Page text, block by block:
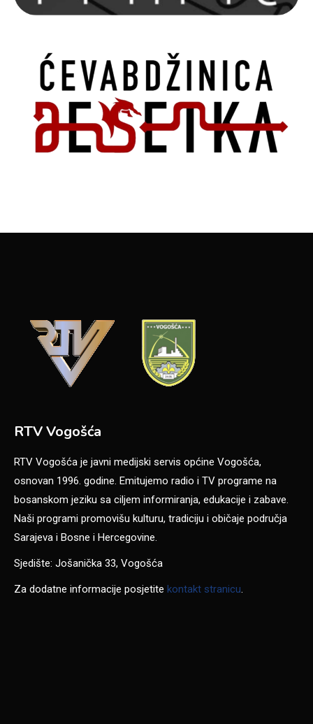
RTV Vogošća
RTV Vogošća je javni medijski servis općine Vogošća,
osnovan 1996. godine. Emitujemo radio i TV programe na
bosanskom jeziku sa ciljem informiranja, edukacije i zabave.
Naši programi promovišu kulturu, tradiciju i običaje područja
Sarajeva i Bosne i Hercegovine.
Sjedište: Jošanička 33, Vogošća
Za dodatne informacije posjetite kontakt stranicu.